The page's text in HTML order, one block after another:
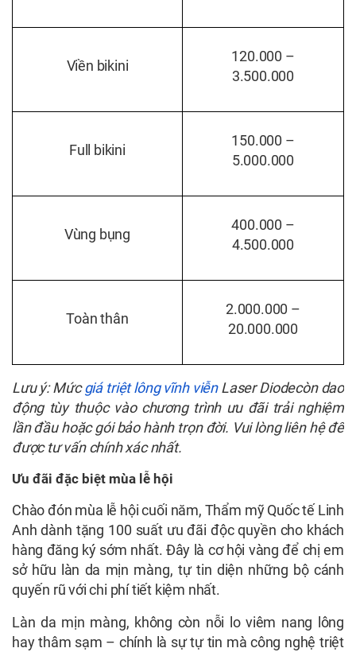
Viền bikini
120.000 –
3.500.000
Full bikini
150.000 –
5.000.000
Vùng bụng
400.000 –
4.500.000
Toàn thân
2.000.000 –
20.000.000
Lưu ý: Mứcgiá triệt lông vĩnh viễnLaser Diodecòn dao
động tùy thuộc vào chương trình ưu đãi trải nghiệm
lần đầu hoặc gói bảo hành trọn đời. Vui lòng liên hệ để
được tư vấn chính xác nhất.
Ưu đãi đặc biệt mùa lễ hội
Chào đón mùa lễ hội cuối năm, Thẩm mỹ Quốc tế Linh
Anh dành tặng 100 suất ưu đãi độc quyền cho khách
hàng đăng ký sớm nhất. Đây là cơ hội vàng để chị em
sở hữu làn da mịn màng, tự tin diện những bộ cánh
quyến rũ với chi phí tiết kiệm nhất.
Làn da mịn màng, không còn nỗi lo viêm nang lông
hay thâm sạm – chính là sự tự tin mà công nghệ triệt